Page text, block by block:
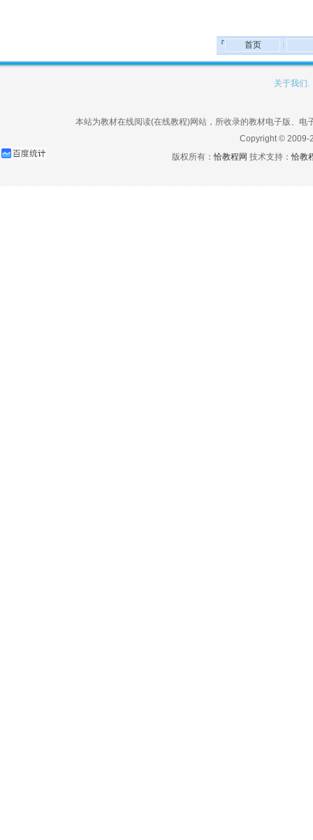
『 首页
关于我们.
本站为教材在线阅读(在线教程)网站，所收录的教材电子版、
Copyright © 2009-
版权所有：恰教程网 技术支持：恰教